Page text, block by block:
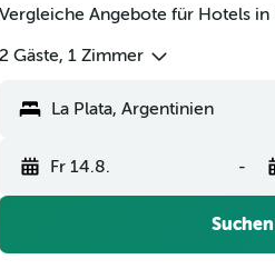
Vergleiche Angebote für Hotels in
2 Gäste, 1 Zimmer
Fr 14.8. -
Suchen